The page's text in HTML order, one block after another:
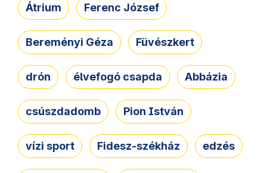
Átrium Ferenc József
Bereményi Géza Füvészkert
drón élvefogó csapda Abbázia
csúszdadomb Pion István
vízi sport Fidesz-székház edzés